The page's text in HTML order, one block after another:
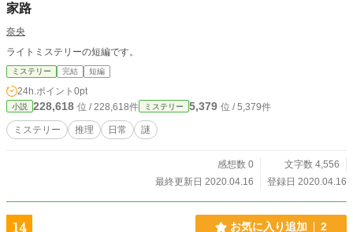
家路
奈央
ライトミステリーの短編です。
ミステリー 完結 短編
24h.ポイント 0pt
小説 228,618 位 / 228,618件 ミステリー 5,379 位 / 5,379件
ミステリー 推理 日常 謎
感想数 0
文字数 4,556
最終更新日 2020.04.16
登録日 2020.04.16
14 お気に入り追加 2